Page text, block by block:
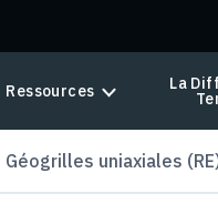
Ressources La
Géogrilles uniaxiales